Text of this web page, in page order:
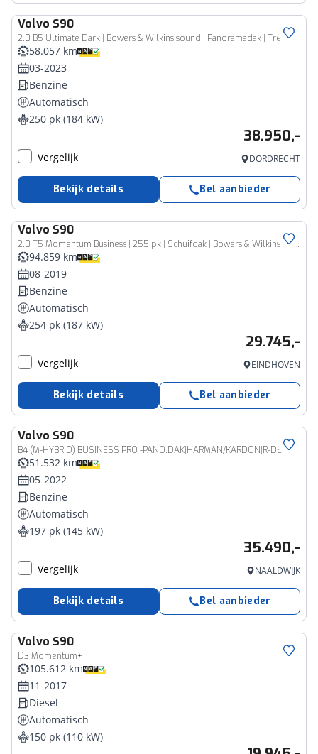
Volvo S90
2.0 B5 Ultimate Dark | Bowers & Wilkins sound | Panoramadak | Trekhaak |
58.057 km
03-2023
Benzine
Automatisch
250 pk (184 kW)
38.950,-
Vergelijk DORDRECHT
Bekijk details Bel aanbieder
Volvo S90
2.0 T5 Momentum Business | 255 pk | Schuifdak | Bowers & Wilkins Audio | Head-up Display | 360 Camera | LED | Stoelverwarming | Leder Gratis-museum-arrangement
94.859 km
08-2019
Benzine
Automatisch
254 pk (187 kW)
29.745,-
Vergelijk EINDHOVEN
Bekijk details Bel aanbieder
Volvo S90
B4 (M-HYBRID) BUSINESS PRO -PANO.DAK|HARMAN/KARDON|R-DESIGN|LEDER|CAMERA|KEYLESS|GOOGLE|20"
51.532 km
05-2022
Benzine
Automatisch
197 pk (145 kW)
35.490,-
Vergelijk NAALDWIJK
Bekijk details Bel aanbieder
Volvo S90
D3 Momentum+
105.612 km
11-2017
Diesel
Automatisch
150 pk (110 kW)